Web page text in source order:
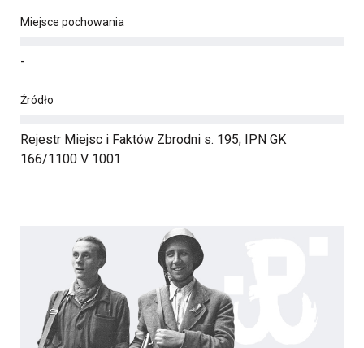
Miejsce pochowania
-
Źródło
Rejestr Miejsc i Faktów Zbrodni s. 195; IPN GK
166/1100 V 1001